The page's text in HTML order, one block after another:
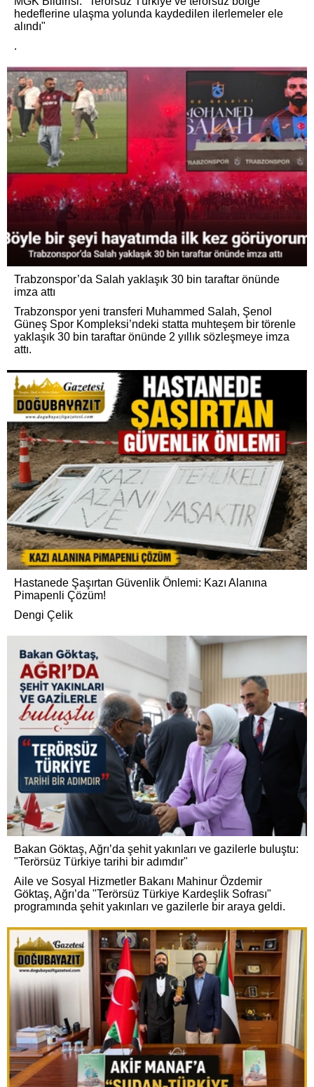
hedeflerine ulaşma yolunda kaydedilen ilerlemeler ele
alındı"
.
Trabzonspor’da Salah yaklaşık 30 bin taraftar önünde
imza attı
Trabzonspor yeni transferi Muhammed Salah, Şenol
Güneş Spor Kompleksi’ndeki statta muhteşem bir törenle
yaklaşık 30 bin taraftar önünde 2 yıllık sözleşmeye imza
attı.
Hastanede Şaşırtan Güvenlik Önlemi: Kazı Alanına
Pimapenli Çözüm!
Dengi Çelik
Bakan Göktaş, Ağrı’da şehit yakınları ve gazilerle buluştu:
"Terörsüz Türkiye tarihi bir adımdır"
Aile ve Sosyal Hizmetler Bakanı Mahinur Özdemir
Göktaş, Ağrı’da "Terörsüz Türkiye Kardeşlik Sofrası"
programında şehit yakınları ve gazilerle bir araya geldi.